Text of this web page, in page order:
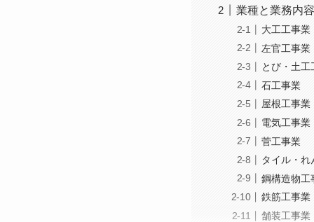
業種と業務内容
大工工事業
左官工事業
とび・土工
石工事業
屋根工事業
電気工事業
菅工事業
タイル・
鋼構造物工
鉄筋工事業
舗装工事業